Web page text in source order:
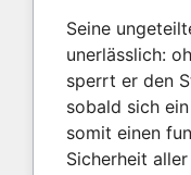
Seine
unerlässlich:
sperrt er den
sobald sich
somit einen
Sicherheit